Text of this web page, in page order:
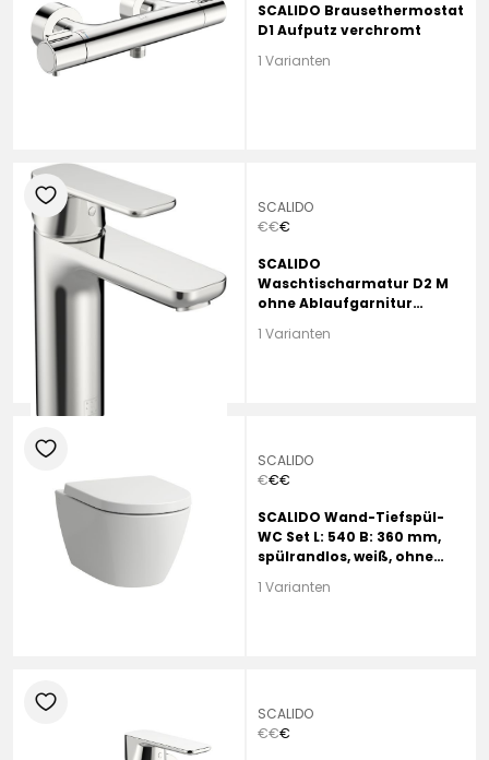
SCALIDO Brausethermostat
D1 Aufputz verchromt
1 Varianten
heart
SCALIDO
€€€
SCALIDO
Waschtischarmatur D2 M
ohne Ablaufgarnitur
1 Varianten
heart
SCALIDO
€€€
SCALIDO Wand-Tiefspül-
WC Set L: 540 B: 360 mm,
spülrandlos, weiß, ohne
Absenkautomatik
1 Varianten
heart
SCALIDO
€€€